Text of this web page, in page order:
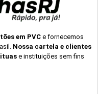
em PVC e fornecemos
Nossa cartela e clientes
e instituições sem fins